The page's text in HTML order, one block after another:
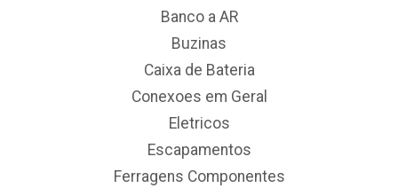
Banco a AR
Buzinas
Caixa de Bateria
Conexoes em Geral
Eletricos
Escapamentos
Ferragens Componentes